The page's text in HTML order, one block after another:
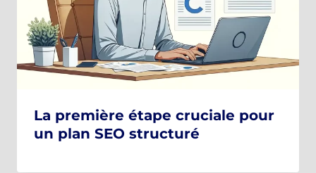
La première étape cruciale pour
un plan SEO structuré